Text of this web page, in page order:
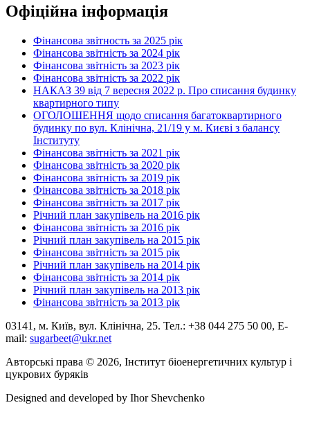
Офіційна інформація
Фінансова звітность за 2025 рік
Фінансова звітність за 2024 рік
Фінансова звітність за 2023 рік
Фінансова звітність за 2022 рік
НАКАЗ 39 від 7 вересня 2022 р. Про списання будинку
квартирного типу
ОГОЛОШЕННЯ щодо списання багатоквартирного
будинку по вул. Клінічна, 21/19 у м. Києві з балансу
Інституту
Фінансова звітність за 2021 рік
Фінансова звітність за 2020 рік
Фінансова звітність за 2019 рік
Фінансова звітність за 2018 рік
Фінансова звітність за 2017 рік
Річний план закупівель на 2016 рік
Фінансова звітність за 2016 рік
Річний план закупівель на 2015 рік
Фінансова звітність за 2015 рік
Річний план закупівель на 2014 рік
Фінансова звітність за 2014 рік
Річний план закупівель на 2013 рік
Фінансова звітність за 2013 рік
03141, м. Київ, вул. Клінічна, 25. Тел.: +38 044 275 50 00, E-
mail: sugarbeet@ukr.net
Авторські права © 2026, Інститут біоенергетичних культур і
цукрових буряків
Designed and developed by Ihor Shevchenko